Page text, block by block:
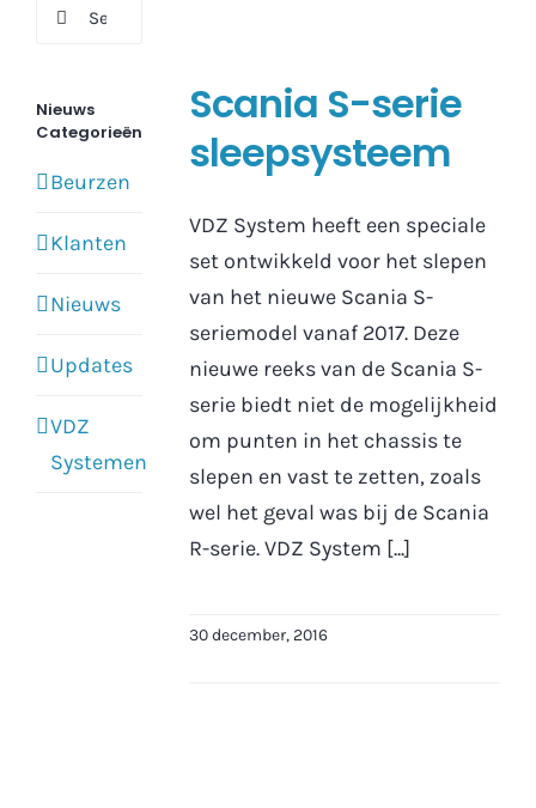
Scania S-serie
sleepsysteem
VDZ System heeft een speciale
set ontwikkeld voor het slepen
van het nieuwe Scania S-
seriemodel vanaf 2017. Deze
nieuwe reeks van de Scania S-
serie biedt niet de mogelijkheid
om punten in het chassis te
slepen en vast te zetten, zoals
wel het geval was bij de Scania
R-serie. VDZ System [...]
30 december, 2016
Search
Nieuws
Categorieën
Beurzen
Klanten
Nieuws
Updates
VDZ
Systemen